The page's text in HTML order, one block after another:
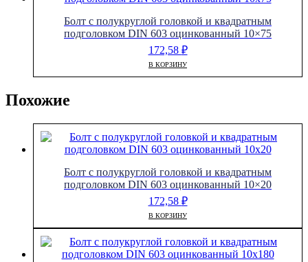
Болт с полукруглой головкой и квадратным
подголовком DIN 603 оцинкованный 10×75
172,58 ₽
В КОРЗИНУ
Похожие
Болт с полукруглой головкой и квадратным
подголовком DIN 603 оцинкованный 10×20
172,58 ₽
В КОРЗИНУ